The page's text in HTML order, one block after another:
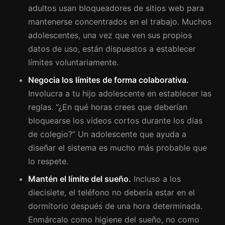
adultos usan bloqueadores de sitios web para
mantenerse concentrados en el trabajo. Muchos
adolescentes, una vez que ven sus propios
datos de uso, están dispuestos a establecer
límites voluntariamente.
Negocia los límites de forma colaborativa.
Involucra a tu hijo adolescente en establecer las
reglas. “¿En qué horas crees que deberían
bloquearse los vídeos cortos durante los días
de colegio?” Un adolescente que ayuda a
diseñar el sistema es mucho más probable que
lo respete.
Mantén el límite del sueño. Incluso a los
diecisiete, el teléfono no debería estar en el
dormitorio después de una hora determinada.
Enmárcalo como higiene del sueño, no como